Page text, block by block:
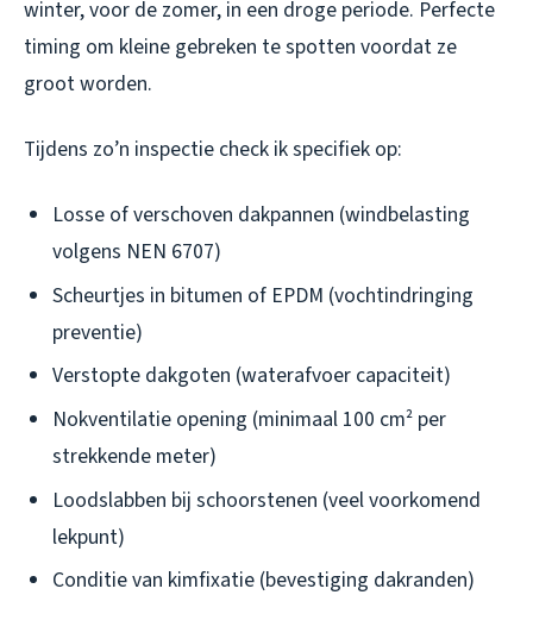
winter, voor de zomer, in een droge periode. Perfecte
timing om kleine gebreken te spotten voordat ze
groot worden.
Tijdens zo’n inspectie check ik specifiek op:
Losse of verschoven dakpannen (windbelasting
volgens NEN 6707)
Scheurtjes in bitumen of EPDM (vochtindringing
preventie)
Verstopte dakgoten (waterafvoer capaciteit)
Nokventilatie opening (minimaal 100 cm² per
strekkende meter)
Loodslabben bij schoorstenen (veel voorkomend
lekpunt)
Conditie van kimfixatie (bevestiging dakranden)